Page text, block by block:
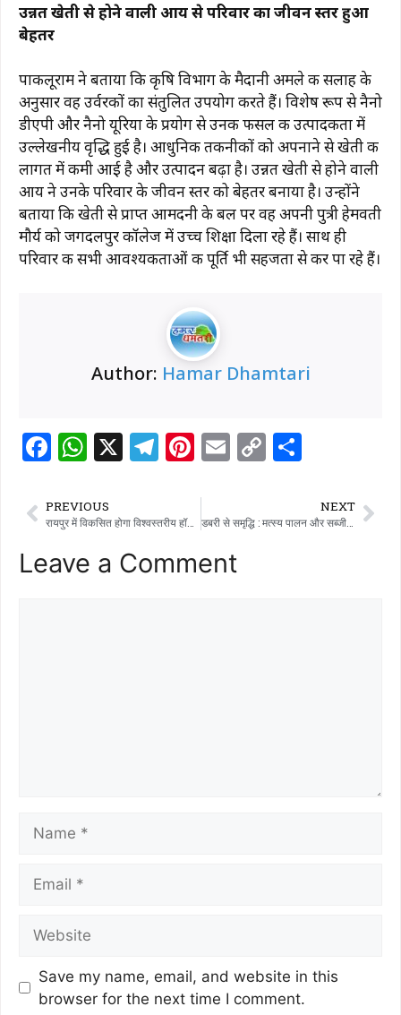
उन्नत खेती से होने वाली आय से परिवार का जीवन स्तर हुआ
बेहतर
पाकलूराम ने बताया कि कृषि विभाग के मैदानी अमले की सलाह के
अनुसार वह उर्वरकों का संतुलित उपयोग करते हैं। विशेष रूप से नैनो
डीएपी और नैनो यूरिया के प्रयोग से उनकी फसल की उत्पादकता में
उल्लेखनीय वृद्धि हुई है। आधुनिक तकनीकों को अपनाने से खेती की
लागत में कमी आई है और उत्पादन बढ़ा है। उन्नत खेती से होने वाली
आय ने उनके परिवार के जीवन स्तर को बेहतर बनाया है। उन्होंने
बताया कि खेती से प्राप्त आमदनी के बल पर वह अपनी पुत्री हेमवती
मौर्य को जगदलपुर कॉलेज में उच्च शिक्षा दिला रहे हैं। साथ ही
परिवार की सभी आवश्यकताओं की पूर्ति भी सहजता से कर पा रहे हैं।
Author: Hamar Dhamtari
F
a
c
e
b
W
h
at
s
A
X T
el
g
ra
Pi
n
te
re
st
E
m
l
C
o
y
ar
e
PREVIOUS
रायपुर में विकसित होगा विश्वस्तरीय हॉस्पिटैलिटी एवं वेलनेस सेंटर
NEXT
डबरी से समृद्धि : मत्स्य पालन और सब्जी उत्पादन से आत्मनिर्भर बने किसान वासम अब्बैया
Leave a Comment
Save my name, email, and website in this
browser for the next time I comment.